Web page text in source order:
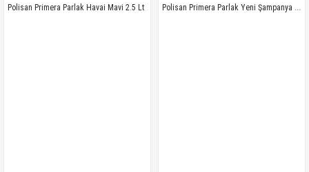
Polisan Primera Parlak Havai Mavi 2.5 Lt Polisan Primera Parlak Yeni Şampanya 2.5Lt